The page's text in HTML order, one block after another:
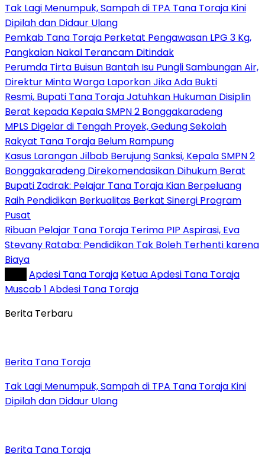
Tak Lagi Menumpuk, Sampah di TPA Tana Toraja Kini
Dipilah dan Didaur Ulang
Pemkab Tana Toraja Perketat Pengawasan LPG 3 Kg,
Pangkalan Nakal Terancam Ditindak
Perumda Tirta Buisun Bantah Isu Pungli Sambungan Air,
Direktur Minta Warga Laporkan Jika Ada Bukti
Resmi, Bupati Tana Toraja Jatuhkan Hukuman Disiplin
Berat kepada Kepala SMPN 2 Bonggakaradeng
MPLS Digelar di Tengah Proyek, Gedung Sekolah
Rakyat Tana Toraja Belum Rampung
Kasus Larangan Jilbab Berujung Sanksi, Kepala SMPN 2
Bonggakaradeng Direkomendasikan Dihukum Berat
Bupati Zadrak: Pelajar Tana Toraja Kian Berpeluang
Raih Pendidikan Berkualitas Berkat Sinergi Program
Pusat
Ribuan Pelajar Tana Toraja Terima PIP Aspirasi, Eva
Stevany Rataba: Pendidikan Tak Boleh Terhenti karena
Biaya
Apdesi Tana Toraja Ketua Apdesi Tana Toraja
Muscab 1 Abdesi Tana Toraja
Berita Terbaru
Berita Tana Toraja
Tak Lagi Menumpuk, Sampah di TPA Tana Toraja Kini
Dipilah dan Didaur Ulang
Berita Tana Toraja